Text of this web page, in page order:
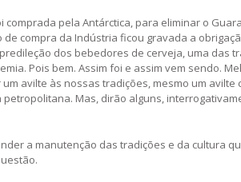
comprada pela Antárctica, para eliminar o
de compra da Indústria ficou gravada a
dos bebedores de cerveja, uma das
Pois bem. Assim foi e assim vem sendo.
avilte às nossas tradições, mesmo um
Mas, dirão alguns,
a manutenção das tradições e da cultura